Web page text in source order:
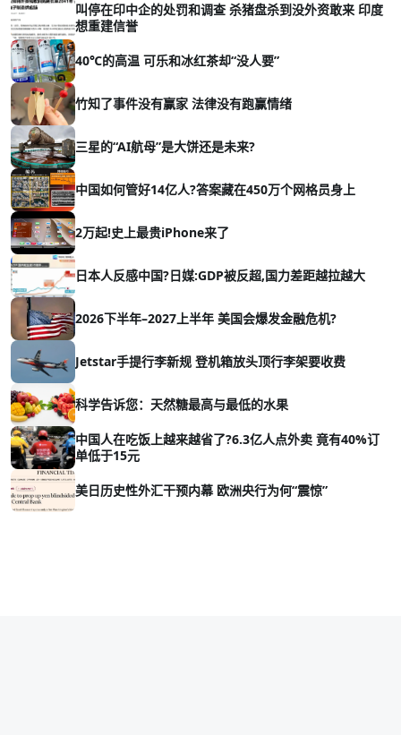
叫停在印中企的处罚和调查 杀猪盘杀到没外资敢来 印度
想重建信誉
40℃的高温 可乐和冰红茶却“没人要”
竹知了事件没有赢家 法律没有跑赢情绪
三星的“AI航母”是大饼还是未来?
中国如何管好14亿人?答案藏在450万个网格员身上
2万起!史上最贵iPhone来了
日本人反感中国?日媒:GDP被反超,国力差距越拉越大
2026下半年–2027上半年 美国会爆发金融危机?
Jetstar手提行李新规 登机箱放头顶行李架要收费
科学告诉您：天然糖最高与最低的水果
中国人在吃饭上越来越省了?6.3亿人点外卖 竟有40%订
单低于15元
美日历史性外汇干预内幕 欧洲央行为何“震惊”